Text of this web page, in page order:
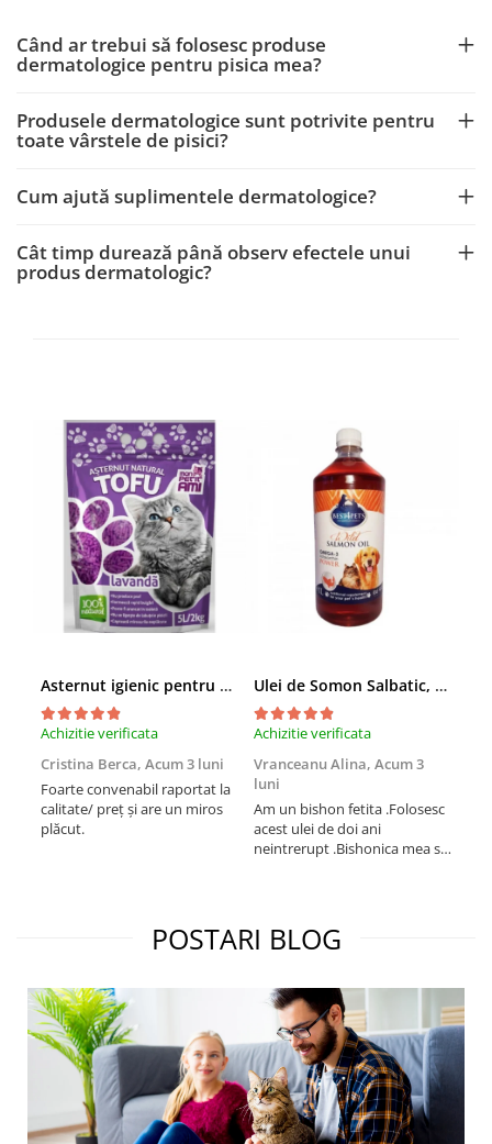
Când ar trebui să folosesc produse
dermatologice pentru pisica mea?
Produsele dermatologice sunt potrivite pentru
toate vârstele de pisici?
Cum ajută suplimentele dermatologice?
Cât timp durează până observ efectele unui
produs dermatologic?
Asternut igienic pentru pisici Tofu Lavanda, Mon Petit 5 l
Achizitie verificata
Cristina Berca, Acum 3 luni
Foarte convenabil raportat la
calitate/ preț și are un miros
plăcut.
Ulei de Somon Salbatic, câini și pisici, piele si blană, BEST4PETS, 1l
Achizitie verificata
Vranceanu Alina, Acum 3
luni
Am un bishon fetita .Folosesc
acest ulei de doi ani
neintrerupt .Bishonica mea se
treia comanda recomand cu
mult drag !
POSTARI BLOG